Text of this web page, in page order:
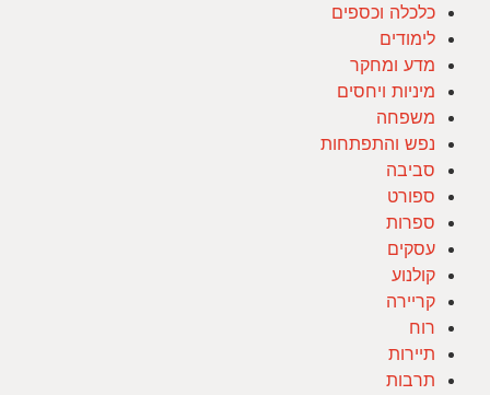
כלכלה וכספים
לימודים
מדע ומחקר
מיניות ויחסים
משפחה
נפש והתפתחות
סביבה
ספורט
ספרות
עסקים
קולנוע
קריירה
רוח
תיירות
תרבות